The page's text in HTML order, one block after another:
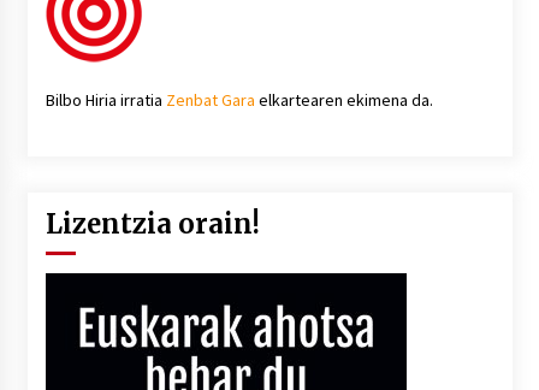
Bilbo Hiria irratia Zenbat Gara elkartearen ekimena da.
Lizentzia orain!